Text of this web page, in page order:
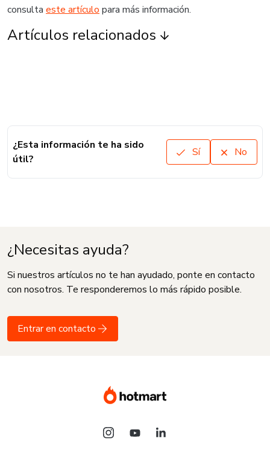
consulta este artículo para más información.
Artículos relacionados
¿Esta información te ha sido
útil?
Sí No
¿Necesitas ayuda?
Si nuestros artículos no te han ayudado, ponte en contacto
con nosotros. Te responderemos lo más rápido posible.
Entrar en contacto